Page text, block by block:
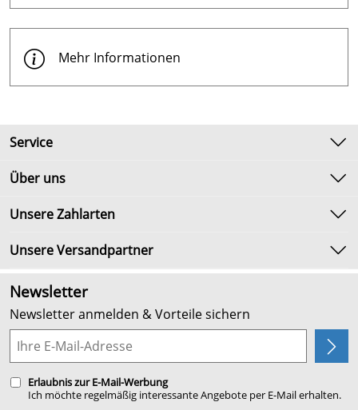
Mehr Informationen
Service
Kontakt
Umtausch & Rückgabe
Lieferbedingungen
Über uns
Unsere Bestseller
Neu
Angebote
Kundenbewertungen (2.652)
4,9/5*****
Planung
Unsere Zahlarten
Unsere Versandpartner
Newsletter
Newsletter anmelden & Vorteile sichern
Erlaubnis zur E-Mail-Werbung
Ich möchte regelmäßig interessante Angebote per E-Mail erhalten.